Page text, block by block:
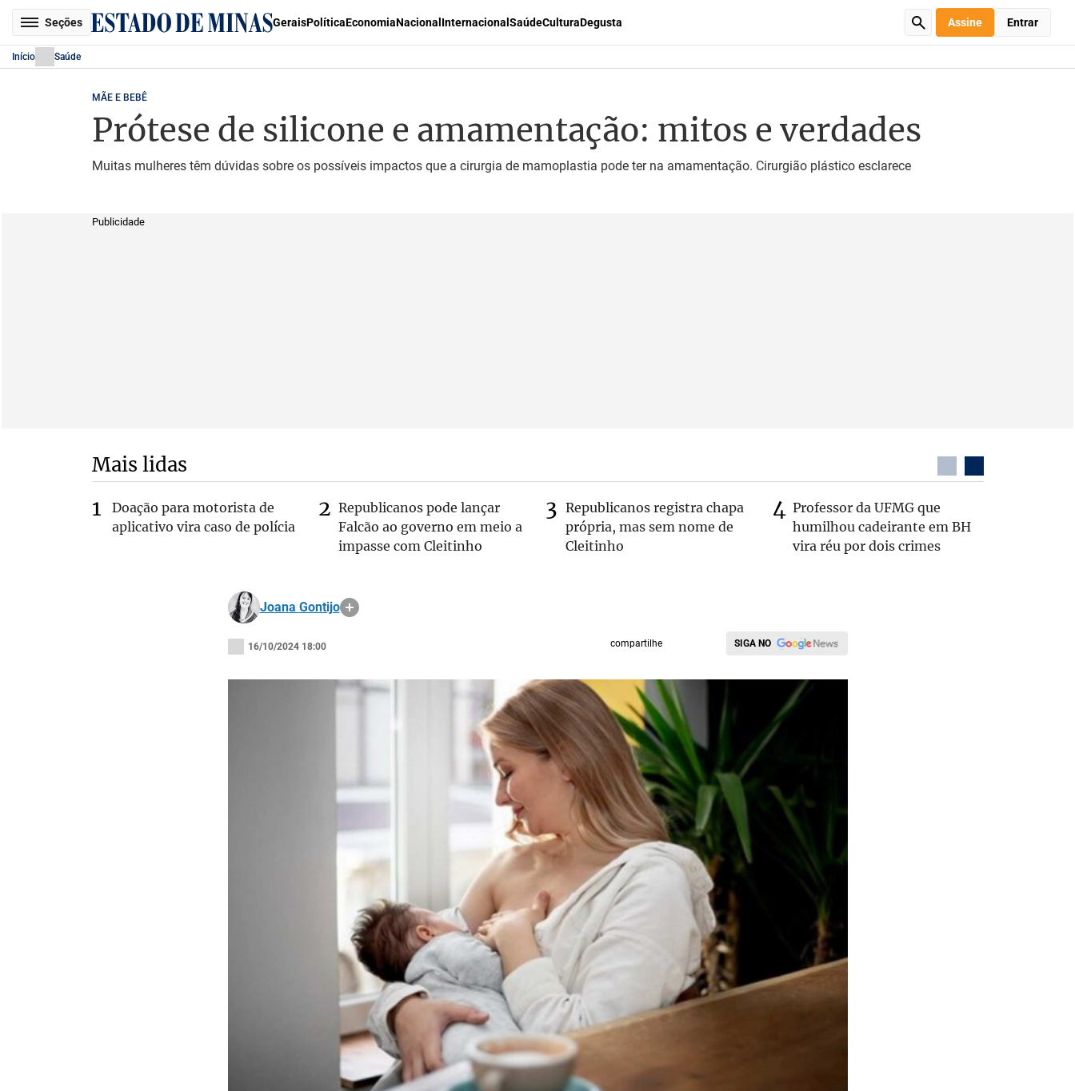
Seções GeraisPolíticaEconomiaNacional Internacional SaúdeCulturaDegusta Assine Entrar
Início Saúde
MÃE E BEBÊ
Prótese de silicone e amamentação: mitos e verdades
Muitas mulheres têm dúvidas sobre os possíveis impactos que a cirurgia de mamoplastia pode ter na amamentação. Cirurgião plástico esclarece
Publicidade
Mais lidas
Doação para motorista de
aplicativo vira caso de polícia
Republicanos pode lançar
Falcão ao governo em meio a
impasse com Cleitinho
Republicanos registra chapa
própria, mas sem nome de
Cleitinho
Professor da UFMG que
humilhou cadeirante em BH
vira réu por dois crimes
Joana Gontijo
16/10/2024 18:00 compartilhe SIGA NO